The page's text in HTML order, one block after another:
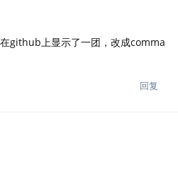
github上显示了一团，改成comma
回复